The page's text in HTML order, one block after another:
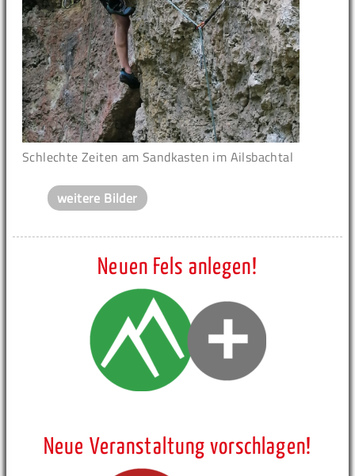
Schlechte Zeiten am Sandkasten im Ailsbachtal
weitere Bilder
Neuen Fels anlegen!
Neue Veranstaltung vorschlagen!